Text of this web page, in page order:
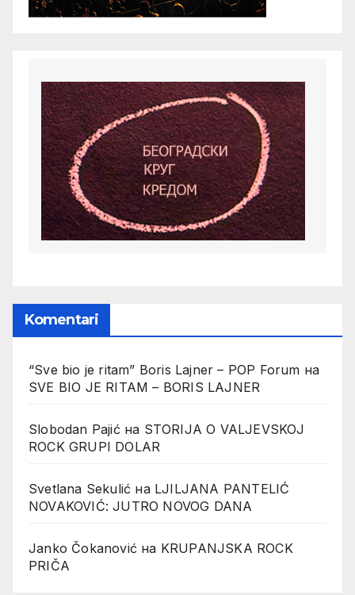
Komentari
“Sve bio je ritam” Boris Lajner – POP Forum на
SVE BIO JE RITAM – BORIS LAJNER
Slobodan Pajićна STORIJA O VALJEVSKOJ
ROCK GRUPI DOLAR
Svetlana Sekulić на LJILJANA PANTELIĆ
NOVAKOVIĆ: JUTRO NOVOG DANA
Janko Čokanović на KRUPANJSKA ROCK
PRIČA